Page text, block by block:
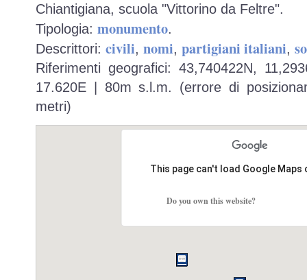
Chiantigiana, scuola "Vittorino da Feltre".
Tipologia: monumento.
Descrittori: civili, nomi, partigiani italiani,
Riferimenti geografici: 43,740422N,
17.620E | 80m s.l.m. (errore di
metri)
This page can't load Google
Do you own this website?